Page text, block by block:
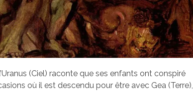
(Ciel) raconte que ses enfants ont conspiré
où il est descendu pour être avec Gea (Terre),